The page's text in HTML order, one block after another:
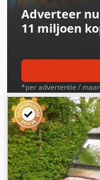
Duits, Engels,
Bulgaars. ----.
Adverteer
11 miljoen
*per advertentie /